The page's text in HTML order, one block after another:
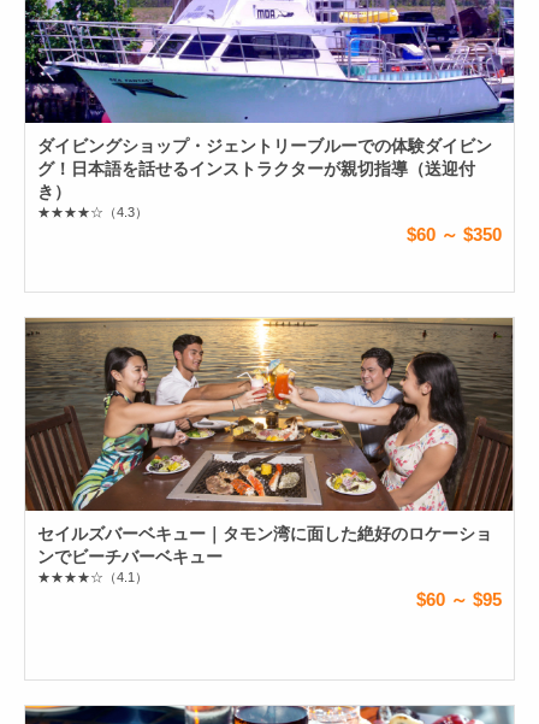
ダイビングショップ・ジェントリーブルーでの体験ダイビン
グ！日本語を話せるインストラクターが親切指導（送迎付
き）
★★★★☆ （4.3）
$60 ～ $350
セイルズバーベキュー｜タモン湾に面した絶好のロケーショ
ンでビーチバーベキュー
★★★★☆ （4.1）
$60 ～ $95